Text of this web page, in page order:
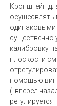
Кронштейн
осущесвлять
существенно
калибровку
плоскости
помощью
("вперед-